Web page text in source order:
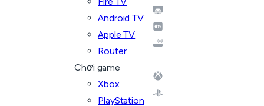
Android TV
Apple TV
Router
Chơi game
Xbox
PlayStation